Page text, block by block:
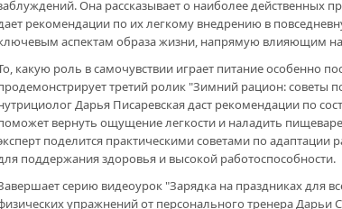
Она рассказывает о наиболее действенных
рекомендации по их легкому внедрению в
аспектам образа жизни, напрямую влияющим
какую роль в самочувствии играет питание особенно
третий ролик "Зимний рацион: советы
Дарья Писаревская даст рекомендации по
вернуть ощущение легкости и наладить
поделится практическими советами по адаптации
поддержания здоровья и высокой работоспособности.
серию видеоурок "Зарядка на праздниках для
упражнений от персонального тренера Дарьи